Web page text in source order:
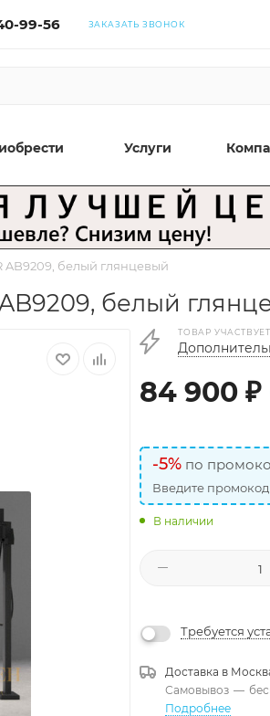
99-56 ЗАКАЗАТЬ ЗВОНОК
Услуги
AB9209, белый глянцевый
белый
ТОВАР
84 900 ₽
-5% по
Введите
В наличии
Требуется
Доставка в
Самовывоз —
Подробнее